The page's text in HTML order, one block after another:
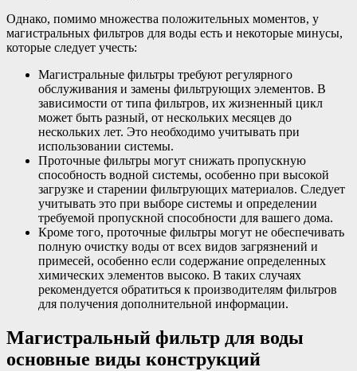
Однако, помимо множества положительных моментов, у
магистральных фильтров для воды есть и некоторые минусы,
которые следует учесть:
Магистральные фильтры требуют регулярного
обслуживания и замены фильтрующих элементов. В
зависимости от типа фильтров, их жизненный цикл
может быть разный, от нескольких месяцев до
нескольких лет. Это необходимо учитывать при
использовании системы.
Проточные фильтры могут снижать пропускную
способность водной системы, особенно при высокой
загрузке и старении фильтрующих материалов. Следует
учитывать это при выборе системы и определении
требуемой пропускной способности для вашего дома.
Кроме того, проточные фильтры могут не обеспечивать
полную очистку воды от всех видов загрязнений и
примесей, особенно если содержание определенных
химических элементов высоко. В таких случаях
рекомендуется обратиться к производителям фильтров
для получения дополнительной информации.
Магистральный фильтр для воды
основные виды конструкций